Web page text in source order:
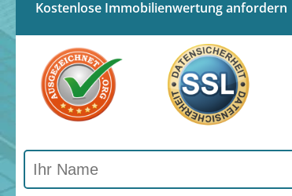
Kostenlose Immobilienwertung anfordern